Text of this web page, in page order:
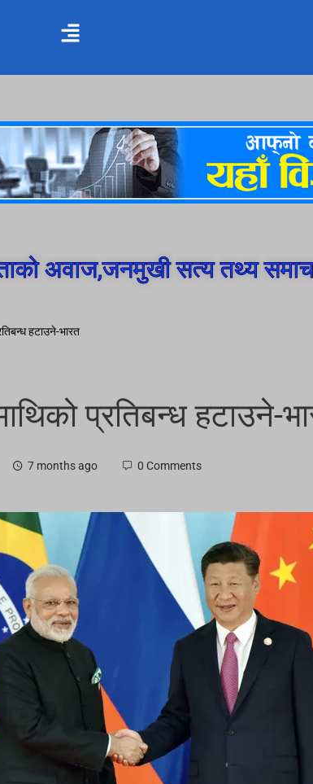
अवाज,जनमुखी सत्य तथ्य
हटाउने-भारत
प्रतिबन्ध हटाउने-
7 months ago 0 Comments